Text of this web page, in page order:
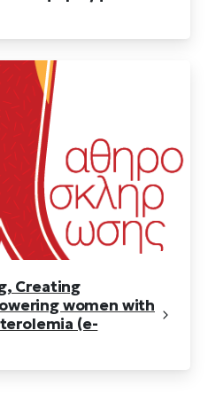
Creating
women with
(e-